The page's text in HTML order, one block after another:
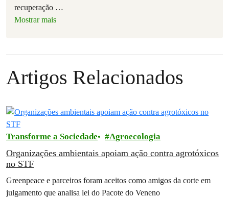
recuperação …
Mostrar mais
Artigos Relacionados
Transforme a Sociedade Agroecologia
Organizações ambientais apoiam ação contra agrotóxicos
no STF
Greenpeace e parceiros foram aceitos como amigos da corte em
julgamento que analisa lei do Pacote do Veneno